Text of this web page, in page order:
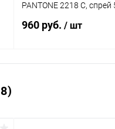
PANTONE 2218 C,
960 руб. / шт